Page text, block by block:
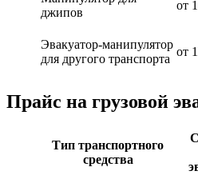
джипов
от
Эвакуатор-манипулятор
для другого транспорта
от
Прайс на грузовой
Тип транспортного
средства